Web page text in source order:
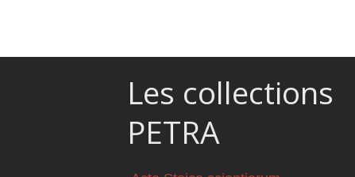
Les collections
PETRA